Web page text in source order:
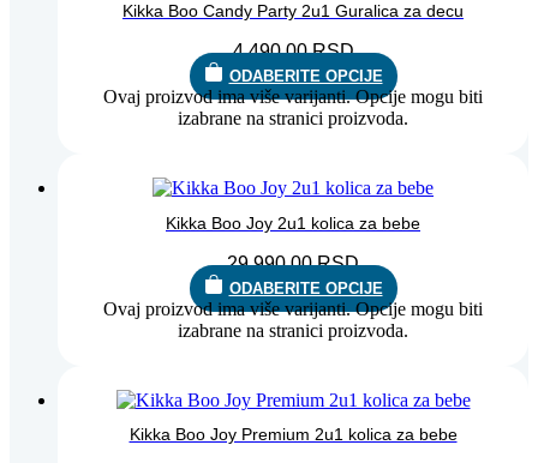
Kikka Boo Candy Party 2u1 Guralica za decu
4.490,00RSD
ODABERITE OPCIJE
Ovaj proizvod ima više varijanti. Opcije mogu biti
izabrane na stranici proizvoda.
Kikka Boo Joy 2u1 kolica za bebe
29.990,00RSD
ODABERITE OPCIJE
Ovaj proizvod ima više varijanti. Opcije mogu biti
izabrane na stranici proizvoda.
Kikka Boo Joy Premium 2u1 kolica za bebe